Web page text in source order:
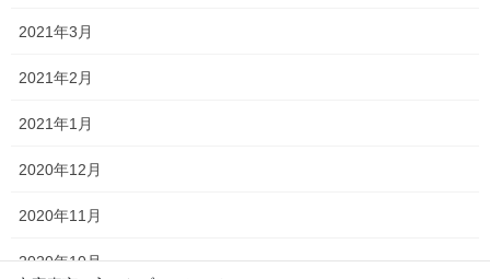
2021年3月
2021年2月
2021年1月
2020年12月
2020年11月
2020年10月